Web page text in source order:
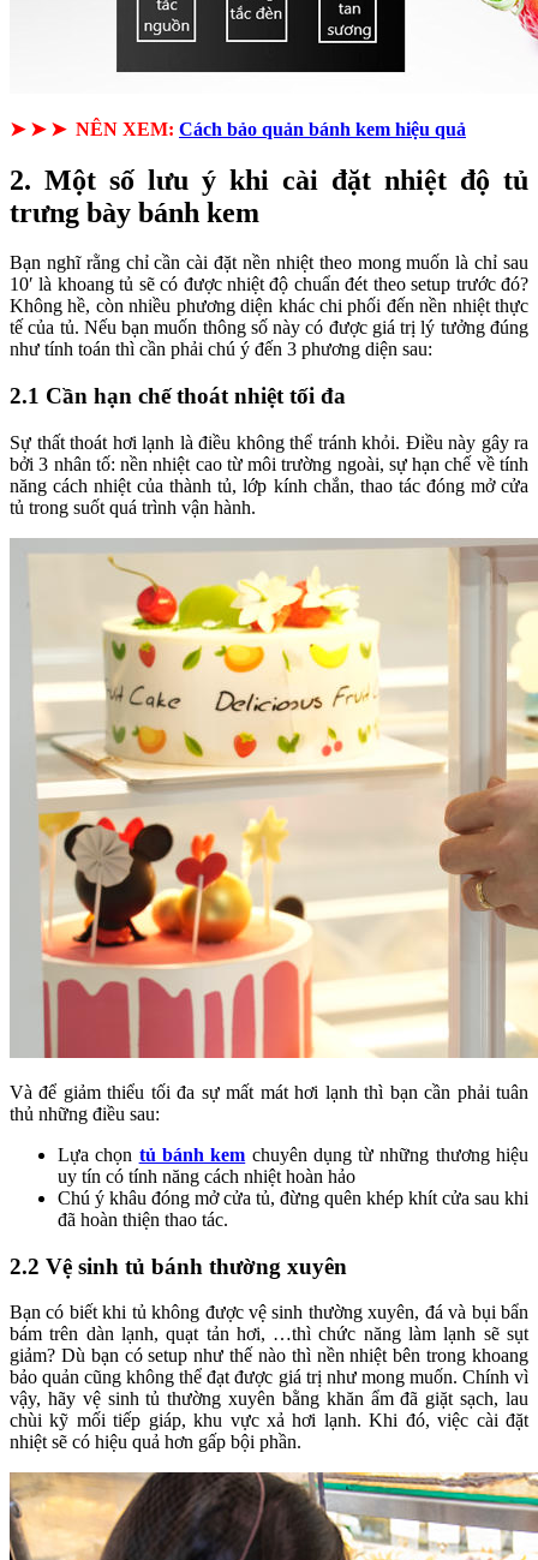
➤ ➤ ➤ NÊN XEM: Cách bảo quản bánh kem hiệu quả
2. Một số lưu ý khi cài đặt nhiệt độ tủ
trưng bày bánh kem
Bạn nghĩ rằng chỉ cần cài đặt nền nhiệt theo mong muốn là chỉ sau
10′ là khoang tủ sẽ có được nhiệt độ chuẩn đét theo setup trước đó?
Không hề, còn nhiều phương diện khác chi phối đến nền nhiệt thực
tế của tủ. Nếu bạn muốn thông số này có được giá trị lý tưởng đúng
như tính toán thì cần phải chú ý đến 3 phương diện sau:
2.1 Cần hạn chế thoát nhiệt tối đa
Sự thất thoát hơi lạnh là điều không thể tránh khỏi. Điều này gây ra
bởi 3 nhân tố: nền nhiệt cao từ môi trường ngoài, sự hạn chế về tính
năng cách nhiệt của thành tủ, lớp kính chắn, thao tác đóng mở cửa
tủ trong suốt quá trình vận hành.
Và để giảm thiểu tối đa sự mất mát hơi lạnh thì bạn cần phải tuân
thủ những điều sau:
Lựa chọn tủ bánh kem chuyên dụng từ những thương hiệu
uy tín có tính năng cách nhiệt hoàn hảo
Chú ý khâu đóng mở cửa tủ, đừng quên khép khít cửa sau khi
đã hoàn thiện thao tác.
2.2 Vệ sinh tủ bánh thường xuyên
Bạn có biết khi tủ không được vệ sinh thường xuyên, đá và bụi bẩn
bám trên dàn lạnh, quạt tản hơi, …thì chức năng làm lạnh sẽ sụt
giảm? Dù bạn có setup như thế nào thì nền nhiệt bên trong khoang
bảo quản cũng không thể đạt được giá trị như mong muốn. Chính vì
vậy, hãy vệ sinh tủ thường xuyên bằng khăn ẩm đã giặt sạch, lau
chùi kỹ mối tiếp giáp, khu vực xả hơi lạnh. Khi đó, việc cài đặt
nhiệt sẽ có hiệu quả hơn gấp bội phần.